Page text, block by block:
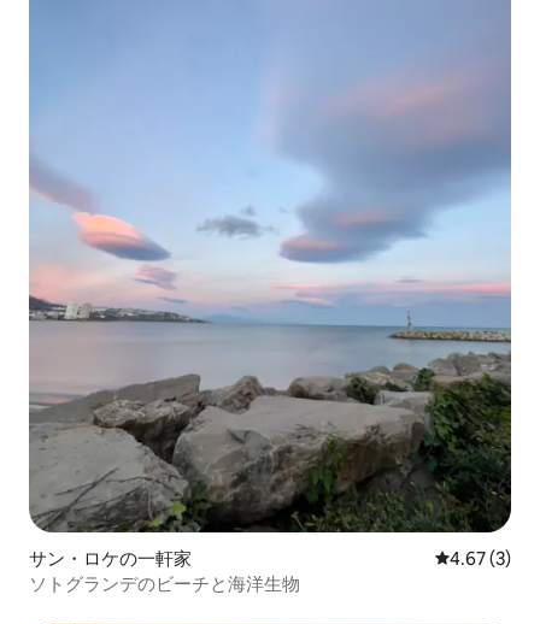
サン・ロケの一軒家 レビュー3
4.67 (3)
ソトグランデのビーチと海洋生物